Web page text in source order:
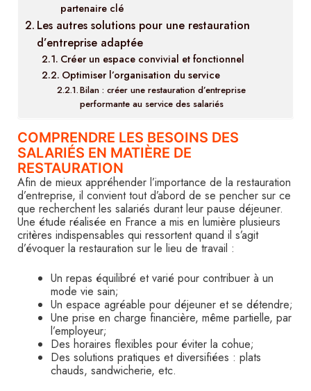
partenaire clé
Les autres solutions pour une restauration
d’entreprise adaptée
Créer un espace convivial et fonctionnel
Optimiser l’organisation du service
Bilan : créer une restauration d’entreprise
performante au service des salariés
COMPRENDRE LES BESOINS DES
SALARIÉS EN MATIÈRE DE
RESTAURATION
Afin de mieux appréhender l’importance de la restauration
d’entreprise, il convient tout d’abord de se pencher sur ce
que recherchent les salariés durant leur pause déjeuner.
Une étude réalisée en France a mis en lumière plusieurs
critères indispensables qui ressortent quand il s’agit
d’évoquer la restauration sur le lieu de travail :
Un repas équilibré et varié pour contribuer à un
mode vie sain;
Un espace agréable pour déjeuner et se détendre;
Une prise en charge financière, même partielle, par
l’employeur;
Des horaires flexibles pour éviter la cohue;
Des solutions pratiques et diversifiées : plats
chauds, sandwicherie, etc.